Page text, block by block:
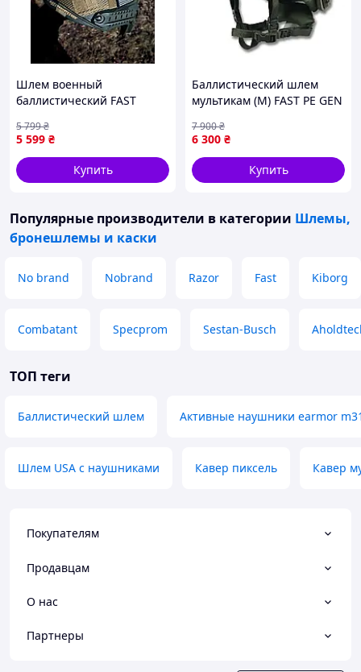
Шлем военный
баллистический FAST
каска пуленепробиваемая
олива
5 599 ₴
5 799₴
Купить
Баллистический шлем
мультикам (M) FAST PE GEN
6 300 ₴
7 900₴
Купить
Популярные производители в категории Шлемы,
бронешлемы и каски
No brand Nobrand Razor Fast Kiborg
Combatant Specprom Sestan-Busch
ТОП теги
Баллистический шлем Активные наушники earmor
Шлем USA с наушниками Кавер пиксель Кавер
Покупателям
Продавцам
О нас
Партнеры